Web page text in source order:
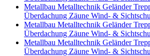
Metallbau Metalltechnik Geländer
Überdachung Zäune Wind- &
Metallbau Metalltechnik Geländer
Überdachung Zäune Wind- &
Metallbau Metalltechnik Geländer
Überdachung Zäune Wind- &